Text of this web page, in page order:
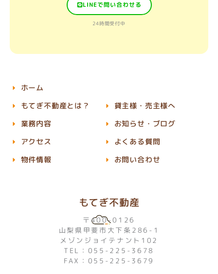
LINEで問い合わせる
24時間受付中
もてぎ不動産
〒400-0126
山梨県甲斐市大下条286-1
メゾンジョイテナント102
TEL：055-225-3678
FAX：055-225-3679
ホーム
もてぎ不動産とは？
業務内容
アクセス
物件情報
貸主様・売主様へ
お知らせ・ブログ
よくある質問
お問い合わせ